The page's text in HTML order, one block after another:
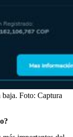
baja. Foto: Captura